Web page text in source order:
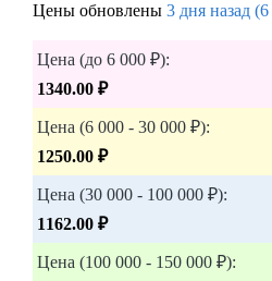
Цены обновлены 3 дня назад
Цена (до 6 000 ₽):
1340.00 ₽
Цена (6 000 - 30 000 ₽):
1250.00 ₽
Цена (30 000 - 100 000 ₽):
1162.00 ₽
Цена (100 000 - 150 000 ₽):